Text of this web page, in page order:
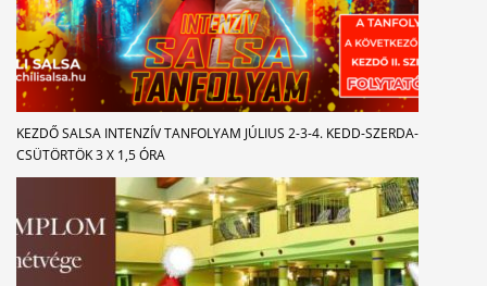
KEZDŐ SALSA INTENZÍV TANFOLYAM JÚLIUS 2-3-4. KEDD-SZERDA-
CSÜTÖRTÖK 3 X 1,5 ÓRA